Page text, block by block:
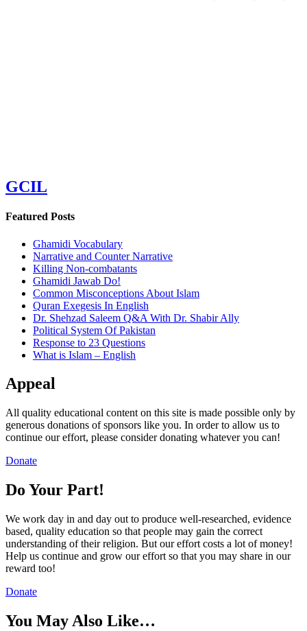
GCIL
Featured Posts
Ghamidi Vocabulary
Narrative and Counter Narrative
Killing Non-combatants
Ghamidi Jawab Do!
Common Misconceptions About Islam
Quran Exegesis In English
Dr. Shehzad Saleem Q&A With Dr. Shabir Ally
Political System Of Pakistan
Response to 23 Questions
What is Islam – English
Appeal
All quality educational content on this site is made possible only by
generous donations of sponsors like you. In order to allow us to
continue our effort, please consider donating whatever you can!
Donate
Do Your Part!
We work day in and day out to produce well-researched, evidence
based, quality education so that people may gain the correct
understanding of their religion. But our effort costs a lot of money!
Help us continue and grow our effort so that you may share in our
reward too!
Donate
You May Also Like…